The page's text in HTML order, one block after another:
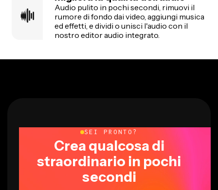
Audio pulito in pochi secondi, rimuovi il
rumore di fondo dai video, aggiungi musica
ed effetti, e dividi o unisci l'audio con il
nostro editor audio integrato.
SEI PRONTO?
Crea qualcosa di
straordinario in pochi
secondi